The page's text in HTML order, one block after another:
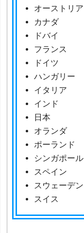
オーストリア
カナダ
ドバイ
フランス
ドイツ
ハンガリー
イタリア
インド
日本
オランダ
ポーランド
シンガポール
スペイン
スウェーデン
スイス